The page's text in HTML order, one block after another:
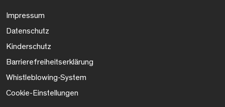
Impressum
Datenschutz
Kinderschutz
Barrierefreiheitserklärung
Whistleblowing-System
Cookie-Einstellungen